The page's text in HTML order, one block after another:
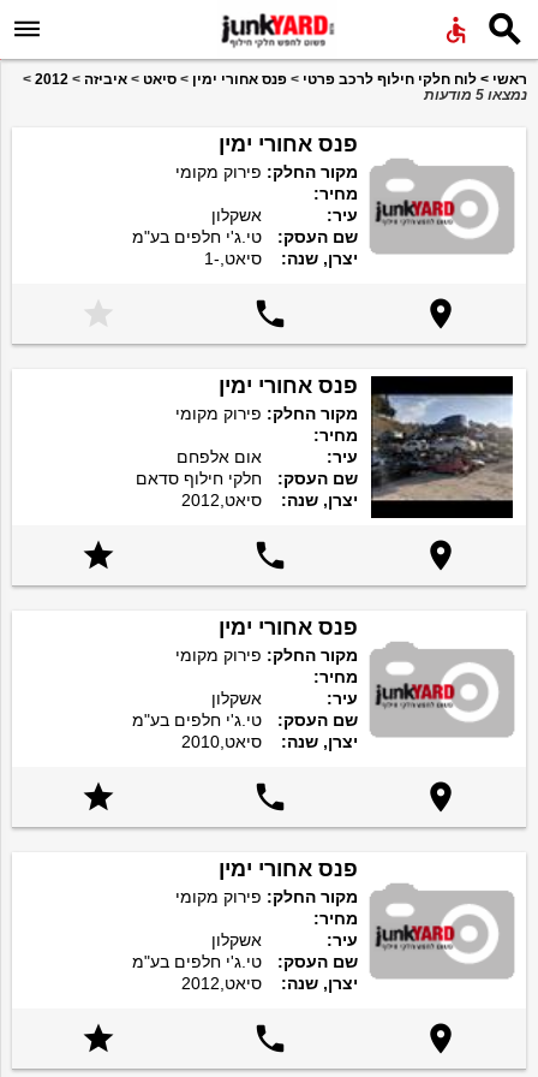
 
ראשי > לוח חלקי חילוף לרכב פרטי > פנס אחורי ימין > סיאט > איביזה >
2012
>
נמצאו 5 מודעות
פנס אחורי ימין
מקור החלק: פירוק מקומי
מחיר:
עיר:
אשקלון
שם העסק:
טי.ג'י חלפים בע"מ
יצרן, שנה:
סיאט,-1



פנס אחורי ימין
מקור החלק: פירוק מקומי
מחיר:
עיר:
אום אלפחם
שם העסק:
חלקי חילוף סדאם
יצרן, שנה:
סיאט,2012



פנס אחורי ימין
מקור החלק: פירוק מקומי
מחיר:
עיר:
אשקלון
שם העסק:
טי.ג'י חלפים בע"מ
יצרן, שנה:
סיאט,2010



פנס אחורי ימין
מקור החלק: פירוק מקומי
מחיר:
עיר:
אשקלון
שם העסק:
טי.ג'י חלפים בע"מ
יצרן, שנה:
סיאט,2012


